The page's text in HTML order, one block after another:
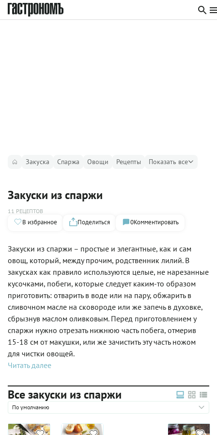
Закуска Спаржа Овощи Рецепты Показать все
Закуски из спаржи
11 РЕЦЕПТОВ
В избранное Поделиться 0Комментировать
Закуски из спаржи – простые и элегантные, как и сам
овощ, который, между прочим, родственник лилий. В
закусках как правило используются целые, не нарезанные
кусочками, побеги, которые следует каким-то образом
приготовить: отварить в воде или на пару, обжарить в
сливочном масле на сковороде или же запечь в духовке,
сбрызнув маслом оливковым. Перед приготовлением у
спаржи нужно отрезать нижнюю часть побега, отмерив
15-18 см от макушки, или же зачистить эту часть ножом
для чистки овощей.
Читать далее
Все закуски из спаржи
По умолчанию